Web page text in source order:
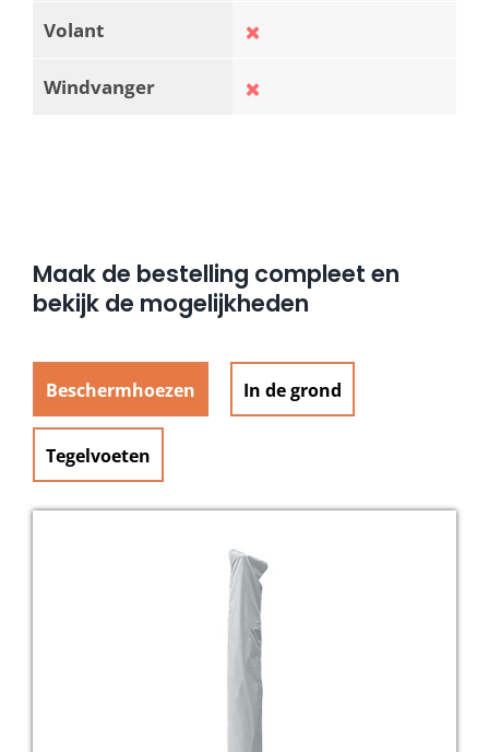
Volant
Windvanger
Maak de bestelling compleet en
bekijk de mogelijkheden
Beschermhoezen In de grond
Tegelvoeten